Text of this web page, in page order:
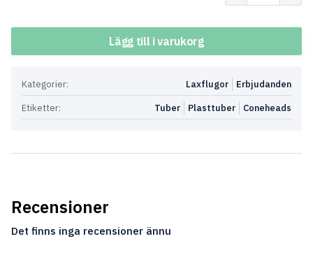
Lägg till i varukorg
Kategorier: Erbjudanden
Laxflugor
Etiketter:
Coneheads
Plasttuber
Tuber
Recensioner
Det finns inga recensioner ännu